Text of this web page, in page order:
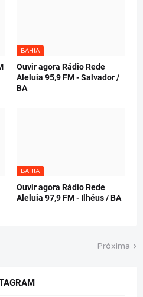
BAHIA
Ouvir agora Rádio Rede
Aleluia 95,9 FM - Salvador /
BA
BAHIA
Ouvir agora Rádio Rede
Aleluia 97,9 FM - Ilhéus / BA
Próxima